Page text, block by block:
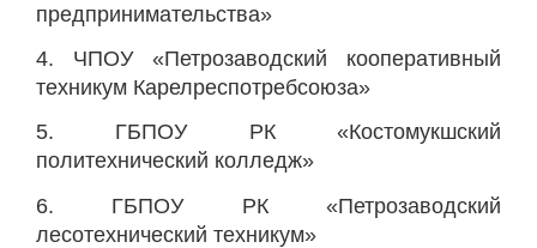
предпринимательства»
4. ЧПОУ «Петрозаводский кооперативный
техникум Карелреспотребсоюза»
5. ГБПОУ РК «Костомукшский
политехнический колледж»
6. ГБПОУ РК «Петрозаводский
лесотехнический техникум»